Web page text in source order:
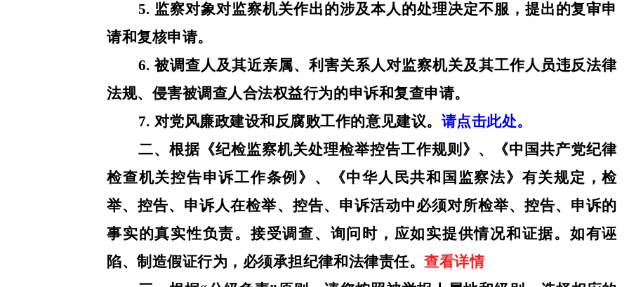
5. 监察对象对监察机关作出的涉及本人的处理决定不服，提出的复审申
请和复核申请。
6. 被调查人及其近亲属、利害关系人对监察机关及其工作人员违反法律
法规、侵害被调查人合法权益行为的申诉和复查申请。
7. 对党风廉政建设和反腐败工作的意见建议。 请点击此处。
二、根据《纪检监察机关处理检举控告工作规则》、《中国共产党纪律
检查机关控告申诉工作条例》、《中华人民共和国监察法》有关规定，检
举、控告、申诉人在检举、控告、申诉活动中必须对所检举、控告、申诉的
事实的真实性负责。接受调查、询问时，应如实提供情况和证据。如有诬
陷、制造假证行为，必须承担纪律和法律责任。查看详情